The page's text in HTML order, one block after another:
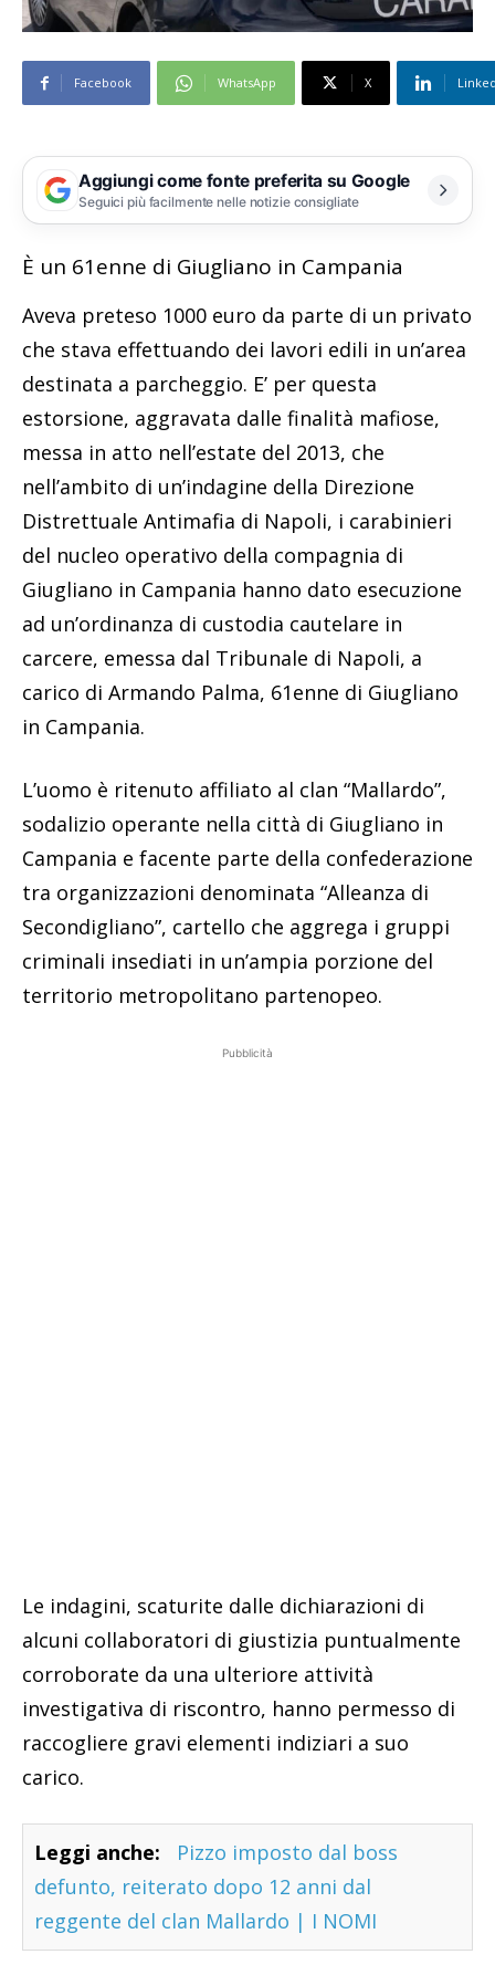
Facebook WhatsApp X
Aggiungi come fonte preferita su Google
Seguici più facilmente nelle notizie consigliate
È un 61enne di Giugliano in Campania
Aveva preteso 1000 euro da parte di un privato
che stava effettuando dei lavori edili in un’area
destinata a parcheggio. E’ per questa
estorsione, aggravata dalle finalità mafiose,
messa in atto nell’estate del 2013, che
nell’ambito di un’indagine della Direzione
Distrettuale Antimafia di Napoli, i carabinieri
del nucleo operativo della compagnia di
Giugliano in Campania hanno dato esecuzione
ad un’ordinanza di custodia cautelare in
carcere, emessa dal Tribunale di Napoli, a
carico di Armando Palma, 61enne di Giugliano
in Campania.
L’uomo è ritenuto affiliato al clan “Mallardo”,
sodalizio operante nella città di Giugliano in
Campania e facente parte della confederazione
tra organizzazioni denominata “Alleanza di
Secondigliano”, cartello che aggrega i gruppi
criminali insediati in un’ampia porzione del
territorio metropolitano partenopeo.
Pubblicità
Le indagini, scaturite dalle dichiarazioni di
alcuni collaboratori di giustizia puntualmente
corroborate da una ulteriore attività
investigativa di riscontro, hanno permesso di
raccogliere gravi elementi indiziari a suo
carico.
Leggi anche:
Pizzo imposto dal boss
defunto, reiterato dopo 12 anni dal
reggente del clan Mallardo | I NOMI